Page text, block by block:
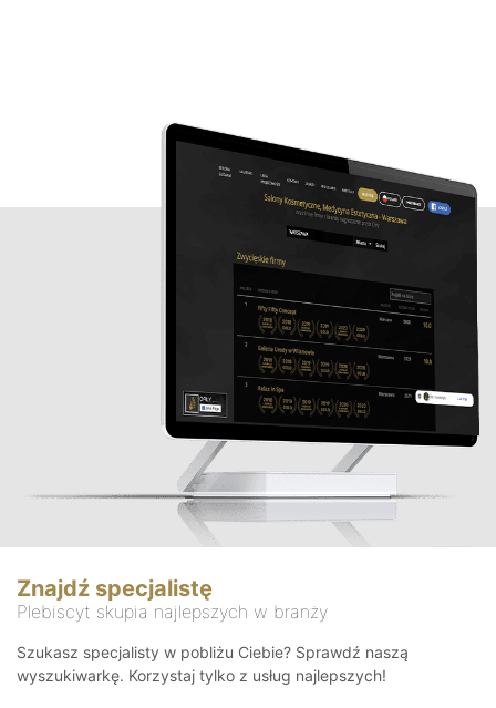
Znajdź specjalistę
Plebiscyt skupia najlepszych w branży
Szukasz specjalisty w pobliżu Ciebie? Sprawdź naszą
wyszukiwarkę. Korzystaj tylko z usług najlepszych!